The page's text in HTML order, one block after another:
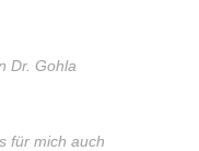
Dr. Gohla
für mich auch